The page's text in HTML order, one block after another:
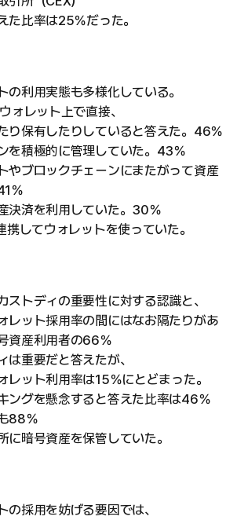
た比率は25％だった。
の利用実態も多様化している。
ォレット上で直接、
り保有したりしていると答えた。46％
を積極的に管理していた。43％
やブロックチェーンにまたがって資産
％
決済を利用していた。30％
してウォレットを使っていた。
ストディの重要性に対する認識と、
レット採用率の間にはなお隔たりがあ
資産利用者の66％
は重要だと答えたが、
レット利用率は15％にとどまった。
ングを懸念すると答えた比率は46％
88％
に暗号資産を保管していた。
の採用を妨げる要因では、